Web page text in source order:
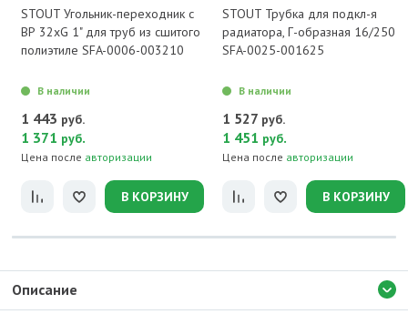
STOUT Угольник-переходник с
ВР 32xG 1" для труб из сшитого
полиэтиле SFA-0006-003210
В наличии
1 443 руб.
1 371 руб.
Цена после авторизации
В КОРЗИНУ
STOUT Трубка для подкл-я
радиатора, Г-образная 16/250
SFA-0025-001625
В наличии
1 527 руб.
1 451 руб.
Цена после авторизации
В КОРЗИНУ
Описание